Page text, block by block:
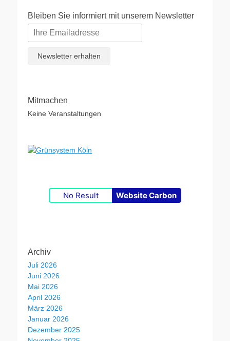
Bleiben Sie informiert mit unserem Newsletter
Mitmachen
Keine Veranstaltungen
No Result Website Carbon
Archiv
Juli 2026
Juni 2026
Mai 2026
April 2026
März 2026
Januar 2026
Dezember 2025